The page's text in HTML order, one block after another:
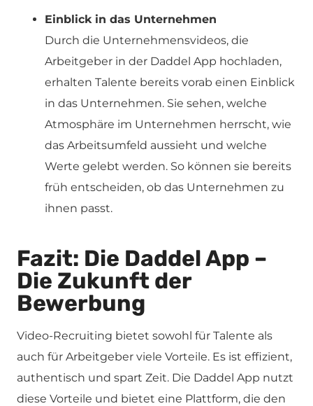
Einblick in das Unternehmen
Durch die Unternehmensvideos, die
Arbeitgeber in der Daddel App hochladen,
erhalten Talente bereits vorab einen Einblick
in das Unternehmen. Sie sehen, welche
Atmosphäre im Unternehmen herrscht, wie
das Arbeitsumfeld aussieht und welche
Werte gelebt werden. So können sie bereits
früh entscheiden, ob das Unternehmen zu
ihnen passt.
Fazit: Die Daddel App –
Die Zukunft der
Bewerbung
Video-Recruiting bietet sowohl für Talente als
auch für Arbeitgeber viele Vorteile. Es ist effizient,
authentisch und spart Zeit. Die Daddel App nutzt
diese Vorteile und bietet eine Plattform, die den